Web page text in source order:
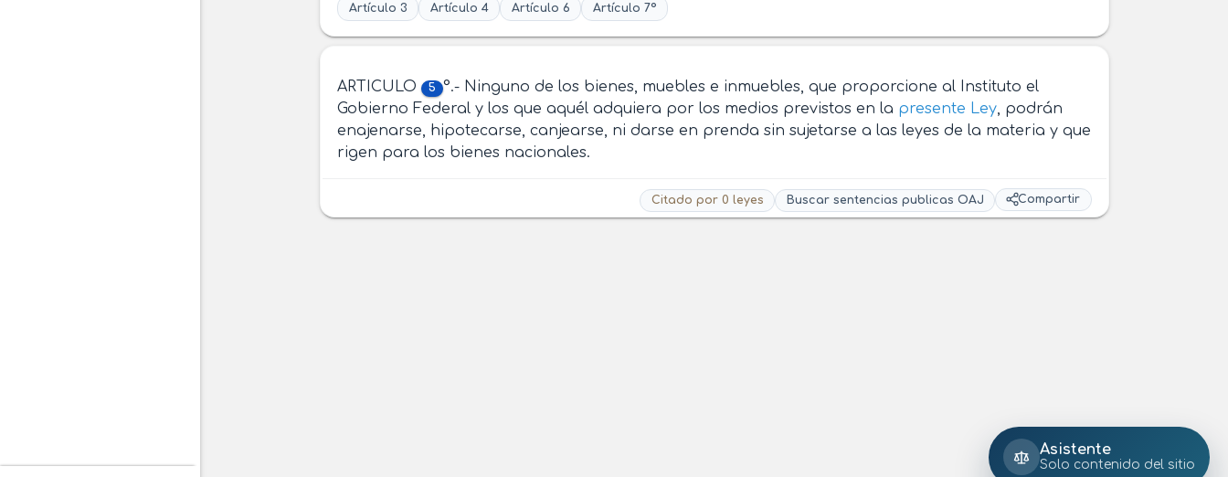
Artículo 3 Artículo 4 Artículo 6 Artículo 7º
ARTICULO 5
°.- Ninguno de los bienes, muebles e inmuebles, que proporcione al Instituto el
Gobierno Federal y los que aquél adquiera por los medios previstos en la presente Ley, podrán
enajenarse, hipotecarse, canjearse, ni darse en prenda sin sujetarse a las leyes de la materia y que
rigen para los bienes nacionales.
Citado por 0 leyes Buscar sentencias publicas OAJ Compartir
Asistente
Solo contenido del sitio